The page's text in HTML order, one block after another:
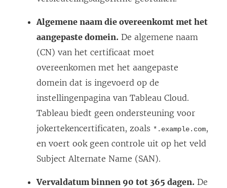
Algemene naam die overeenkomt met het
aangepaste domein. De algemene naam
(CN) van het certificaat moet
overeenkomen met het aangepaste
domein dat is ingevoerd op de
instellingenpagina van Tableau Cloud.
Tableau biedt geen ondersteuning voor
jokertekencertificaten, zoals *.example.com,
en voert ook geen controle uit op het veld
Subject Alternate Name (SAN).
Vervaldatum binnen 90 tot 365 dagen. De